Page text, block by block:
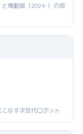
と電動版（2024-）の両
なす次世代ロボット